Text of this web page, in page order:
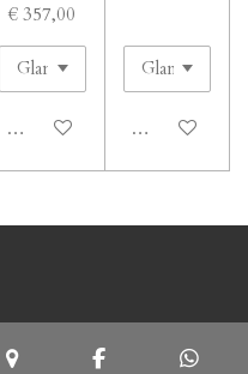
€ 357,00
In winkelwagen In